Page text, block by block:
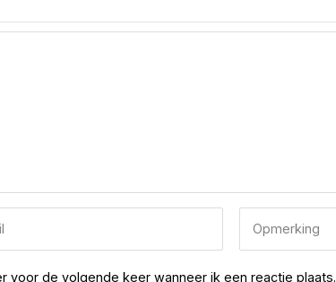
voor de volgende keer wanneer ik een reactie plaats.